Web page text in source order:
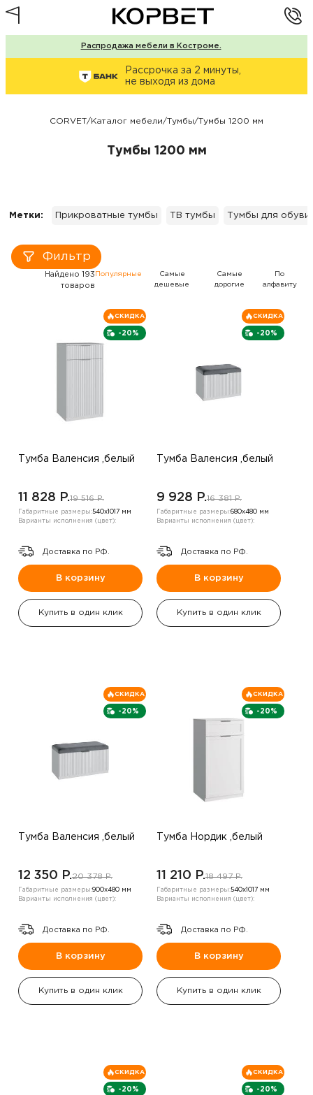
Распродажа мебели в Костроме.
Рассрочка за 2 минуты,
не выходя из дома
CORVET/Каталог мебели/Тумбы/Тумбы 1200 мм
Тумбы 1200 мм
Метки: Прикроватные тумбы ТВ тумбы Тумбы для обуви
Фильтр
Найдено 193
товаров
Популярные
Самые
дешевые
Самые
дорогие
По
алфавиту
-20%
СКИДКА
Тумба Валенсия ,белый
11 828 P.19 516 P.
Габаритные размеры:540х1017 мм
Варианты исполнения (цвет):
Доставка по РФ.
В корзину
Купить в один клик
-20%
СКИДКА
Тумба Валенсия ,белый
9 928 P.16 381 P.
Габаритные размеры:680х480 мм
Варианты исполнения (цвет):
Доставка по РФ.
В корзину
Купить в один клик
-20%
СКИДКА
Тумба Валенсия ,белый
12 350 P.20 378 P.
Габаритные размеры:900х480 мм
Варианты исполнения (цвет):
Доставка по РФ.
В корзину
Купить в один клик
-20%
СКИДКА
Тумба Нордик ,белый
11 210 P.18 497 P.
Габаритные размеры:540х1017 мм
Варианты исполнения (цвет):
Доставка по РФ.
В корзину
Купить в один клик
-20%
СКИДКА
-20%
СКИДКА